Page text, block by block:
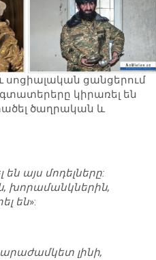
սոցիալական ցանցերում
կիրառել են
ծաղրական և
այս մոդելները:
խորամանկներին,
են»:
լինի,